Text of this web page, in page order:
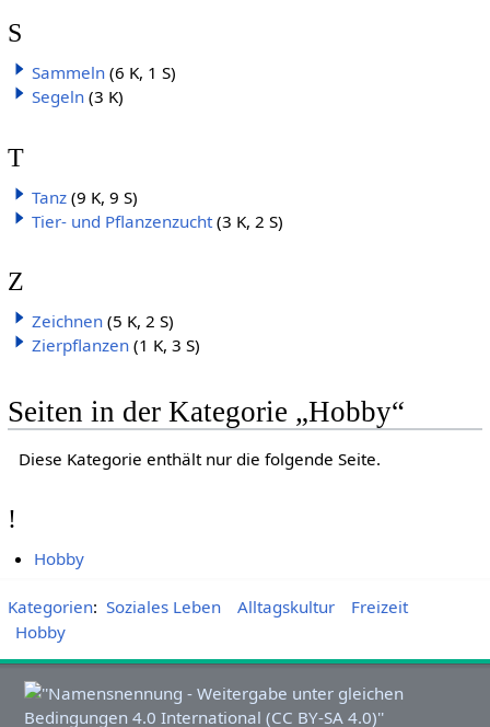
S
Sammeln (6 K, 1 S)
Segeln (3 K)
T
Tanz (9 K, 9 S)
Tier- und Pflanzenzucht (3 K, 2 S)
Z
Zeichnen (5 K, 2 S)
Zierpflanzen (1 K, 3 S)
Seiten in der Kategorie „Hobby“
Diese Kategorie enthält nur die folgende Seite.
!
Hobby
Kategorien: Soziales Leben Alltagskultur
Freizeit
Hobby